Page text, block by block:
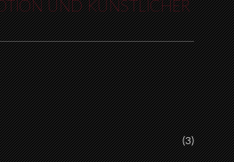
UND KÜNSTLICHER
(3)